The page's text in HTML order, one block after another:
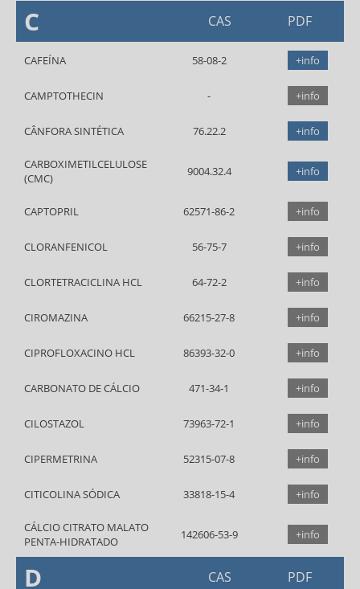
C CAS PDF
CAFEÍNA 58-08-2 +info
CAMPTOTHECIN +info
CÂNFORA SINTÉTICA 76.22.2 +info
CARBOXIMETILCELULOSE
(CMC)
9004.32.4 +info
CAPTOPRIL 62571-86-2 +info
CLORANFENICOL 56-75-7 +info
CLORTETRACICLINA HCL 64-72-2 +info
CIROMAZINA 66215-27-8 +info
CIPROFLOXACINO HCL 86393-32-0 +info
CARBONATO DE CÁLCIO 471-34-1 +info
CILOSTAZOL 73963-72-1 +info
CIPERMETRINA 52315-07-8 +info
CITICOLINA SÓDICA 33818-15-4 +info
CÁLCIO CITRATO MALATO
PENTA-HIDRATADO
142606-53-9 +info
D CAS PDF